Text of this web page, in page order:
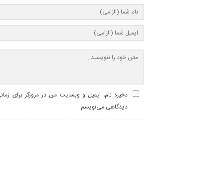
ذخیره نام، ایمیل و وبسایت من در مرورگر برای
دیدگاهی می‌نویسم.